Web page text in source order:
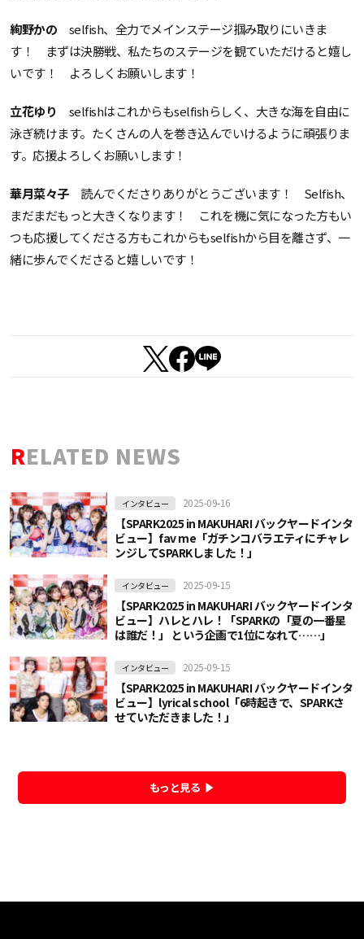
絢野かの selfish、全力でメインステージ掴み取りにいきま
す！ まずは決勝戦、私たちのステージを観ていただけると嬉し
いです！ よろしくお願いします！
立花ゆり selfishはこれからもselfishらしく、大きな海を自由に
泳ぎ続けます。たくさんの人を巻き込んでいけるように頑張りま
す。応援よろしくお願いします！
華月菜々子読んでくださりありがとうございます！ Selfish、
まだまだもっと大きくなります！ これを機に気になった方もい
つも応援してくださる方もこれからもselfishから目を離さず、一
緒に歩んでくださると嬉しいです！
RELATED NEWS
インタビュー 2025-09-16
【SPARK2025 in MAKUHARI バックヤードインタ
ビュー】fav me「ガチンコバラエティにチャレ
ンジしてSPARKしました！」
インタビュー 2025-09-15
【SPARK2025 in MAKUHARI バックヤードインタ
ビュー】ハレとハレ！「SPARKの「夏の一番星
は誰だ！」 という企画で1位になれて……」
インタビュー 2025-09-15
【SPARK2025 in MAKUHARI バックヤードインタ
ビュー】lyrical school「6時起きで、SPARKさ
せていただきました！」
もっと見る